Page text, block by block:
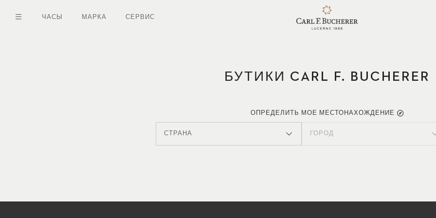
ЧАСЫ МАРКА СЕРВИС
БУТИКИ CARL F. BUCHERER
ОПРЕДЕЛИТЬ МОЕ МЕСТОНАХОЖДЕНИЕ
СТРАНА ГОРОД